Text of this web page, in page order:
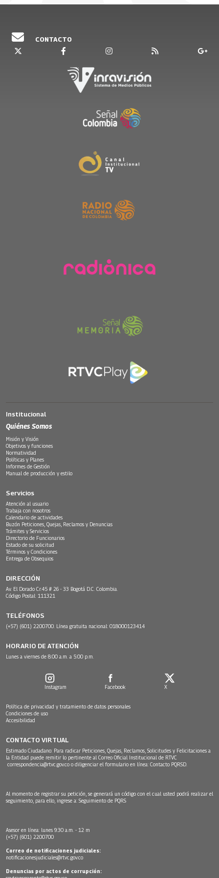
CONTACTO
Institucional
Quiénes Somos
Misión y Visión
Objetivos y funciones
Normatividad
Políticas y Planes
Informes de Gestión
Manual de producción y estilo
Servicios
Atención al usuario
Trabaja con nosotros
Calendario de actividades
Buzón Peticiones, Quejas, Reclamos y Denuncias
Trámites y Servicios
Directorio de Funcionarios
Estado de su solicitud
Términos y Condiciones
Entrega de Obsequios
DIRECCIÓN
Av. El Dorado Cr.45 # 26 - 33 Bogotá D.C. Colombia.
Código Postal: 111321
TELÉFONOS
(+57) (601) 2200700. Línea gratuita nacional: 018000123414
HORARIO DE ATENCIÓN
Lunes a viernes de 8:00 a.m. a 5:00 p.m.
Instagram Facebook X
Política de privacidad y tratamiento de datos personales
Condiciones de uso
Accesibilidad
CONTACTO VIRTUAL
Estimado Ciudadano: Para radicar Peticiones, Quejas, Reclamos, Solicitudes y Felicitaciones a
la Entidad puede remitir lo pertinente al Correo Oficial Institucional de RTVC
correspondencia@rtvc.gov.co o diligenciar el formulario en línea: Contacto PQRSD.
Al momento de registrar su petición, se generará un código con el cual usted podrá realizar el
seguimiento, para ello, ingrese a: Seguimiento de PQRS
Asesor en línea: lunes 9:30 a.m. - 12 m
(+57) (601) 2200700
Correo de notificaciones judiciales:
notificacionesjudiciales@rtvc.gov.co
Denuncias por actos de corrupción: